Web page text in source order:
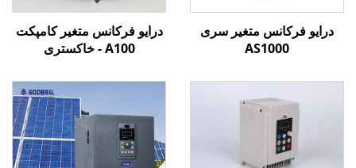
درایو فرکانس متغیر سری
AS1000
درایو فرکانس متغیر کامپکت
A100 - خاکستری